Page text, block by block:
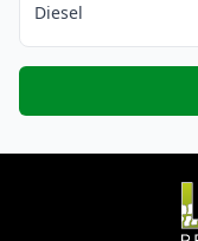
Diesel